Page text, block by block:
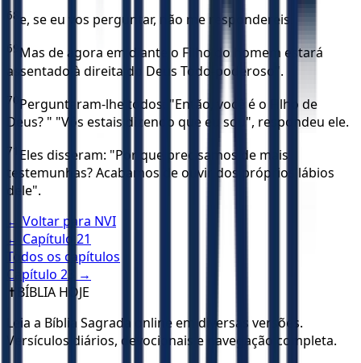
68 e, se eu vos perguntar, não me respondereis.
69 Mas de agora em diante o Filho do homem estará
assentado à direita do Deus Todo-poderoso".
70 Perguntaram-lhe todos: "Então, você é o Filho de
Deus? " "Vós estais dizendo que eu sou", respondeu ele.
71
Eles disseram: "Por que precisamos de mais
testemunhas? Acabamos de ouvir dos próprios lábios
dele".
← Voltar para NVI
← Capítulo 21
Todos os capítulos
Capítulo 23
→
✝️ BÍBLIA HOJE
Leia a Bíblia Sagrada online em diversas versões.
Versículos diários, devocionais e navegação completa.